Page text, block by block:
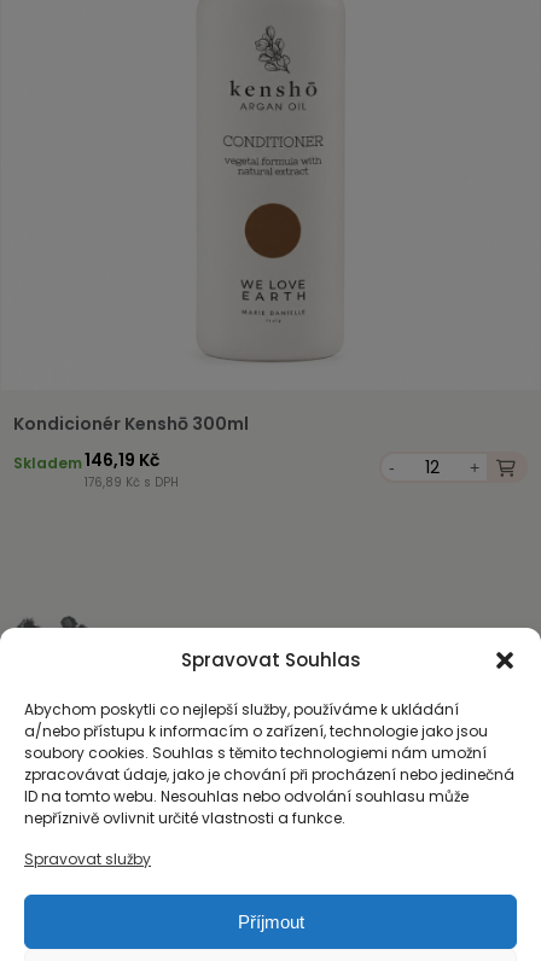
Spravovat Souhlas
Abychom poskytli co nejlepší služby, používáme k ukládání
a/nebo přístupu k informacím o zařízení, technologie jako jsou
soubory cookies. Souhlas s těmito technologiemi nám umožní
zpracovávat údaje, jako je chování při procházení nebo jedinečná
ID na tomto webu. Nesouhlas nebo odvolání souhlasu může
nepříznivě ovlivnit určité vlastnosti a funkce.
Spravovat služby
Příjmout
Kondicionér Kenshō 300ml
Skladem146,19 Kč
176,89 Kč s DPH
- +
O nás